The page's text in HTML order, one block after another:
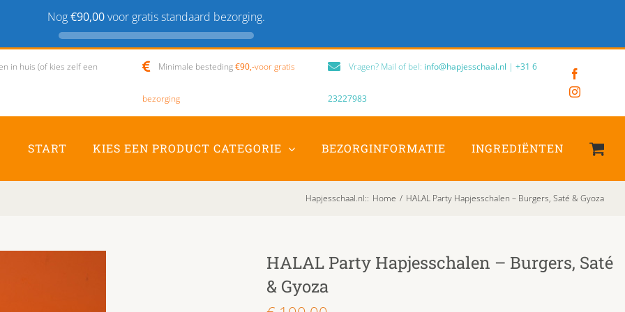
Nog€90,00voor gratis standaard bezorging.
in huis (of kies zelf een Minimale besteding€90,-voor gratis
bezorging
Vragen? Mail of bel: info@hapjesschaal.nl |+31 6
23227983
Instagram
START KIES EEN PRODUCT CATEGORIE BEZORGINFORMATIE INGREDIËNTEN
Hapjesschaal.nl:: Home / HALAL Party Hapjesschalen – Burgers, Saté & Gyoza
HALAL Party Hapjesschalen – Burgers, Saté
& Gyoza